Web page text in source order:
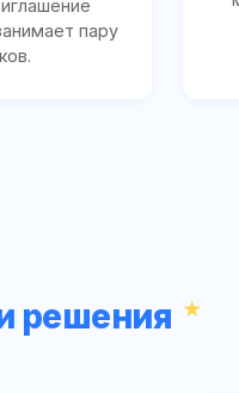
пару
решения